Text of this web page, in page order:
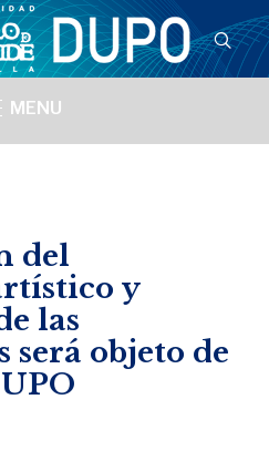
MENU
del
y
las
será objeto de